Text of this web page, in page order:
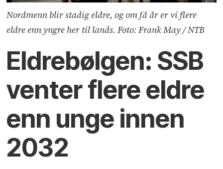
Nordmenn blir stadig eldre, og om få år er vi flere
eldre enn yngre her til lands. Foto: Frank May / NTB
Eldrebølgen: SSB
venter flere eldre
enn unge innen
2032